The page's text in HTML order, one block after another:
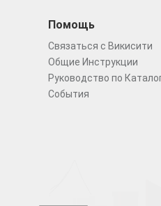
Помощь
Связаться с Викисити
Общие Инструкции
Руководство по
События